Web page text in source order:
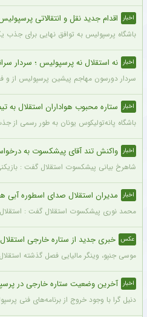
اخبار اقدام جدید نقل و انتقالاتی
باشگاه پرسپولیس به توافق نهایی برای جذب
اخبار نه استقلال نه پرسپولیس ؛ سردار
سردار دورسون مهاجم پیشین پرسپولیس از و
اخبار ستاره محبوب هواداران استقلال به
باشگاه پانه‌تولیکوس یونان به طور رسمی از جذب موسی جنپو، وینگر ۲۸ ساله مالیایی
اخبار واکنش تند آقای پیشکسوت به درخواست
شاهرخ بیانی پیشکسوت استقلال گفت : بازیکنی که سالی یک گل می‌زند با او قرارداد ۲۰۰
اخبار مدیران استقلال صدای اسطوره آبی
محمد نوری پیشکسوت استقلال گفت : استقلال
عکس خبری جدید از ستاره خارجی
موسی جنپو، وینگر مالیایی فصل گذشته
اخبار آخرین وضعیت ستاره خارجی در
دنیل گرا با وجود خروج از برنامه‌های فنی